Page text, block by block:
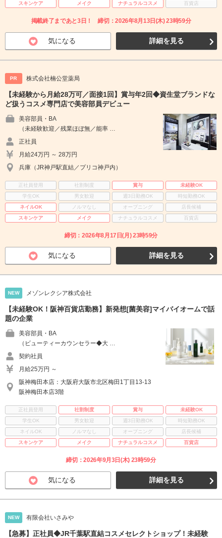
スキンケア
メイク ナチュラルコスメ 百貨店
掲載終了まであと3日！ 締切：2026年8月13日(木) 23時59分
気になる 詳細を見る
PR 株式会社楠公堂薬局
【未経験から月給28万可／面接1回】賞与年2回◆資生堂ブランドな
ど扱うコスメ専門店で美容部員デビュー
美容部員・BA
（未経験歓迎／残業ほぼ無／能率 …
正社員
月給24万円 ～ 28万円
兵庫（JR神戸駅直結／プリコ神戸内）
正社員登用 社割制度 賞与
未経験OK
学生OK
男女歓迎 週3日勤務OK
時短勤務OK
ネイルOK
ノルマなし オープニング
店長候補
スキンケア
メイク ナチュラルコスメ 百貨店
締切：2026年8月17日(月) 23時59分
気になる 詳細を見る
NEW メゾンレクシア株式会社
【未経験OK！阪神百貨店勤務】新発想[菌美容]マイバイオームで話
題の企業
美容部員・BA
（ビューティーカウンセラー◆大 …
契約社員
月給25万円 ～
阪神梅田本店：大阪府大阪市北区梅田1丁目13-13
阪神梅田本店3階
正社員登用 社割制度 賞与
未経験OK
学生OK
男女歓迎 週3日勤務OK
時短勤務OK
ネイルOK
ノルマなし オープニング
店長候補
スキンケア
メイク ナチュラルコスメ 百貨店
締切：2026年9月3日(木) 23時59分
気になる 詳細を見る
NEW 有限会社いさみや
【急募】正社員◆JR千葉駅直結コスメセレクトショップ！未経験